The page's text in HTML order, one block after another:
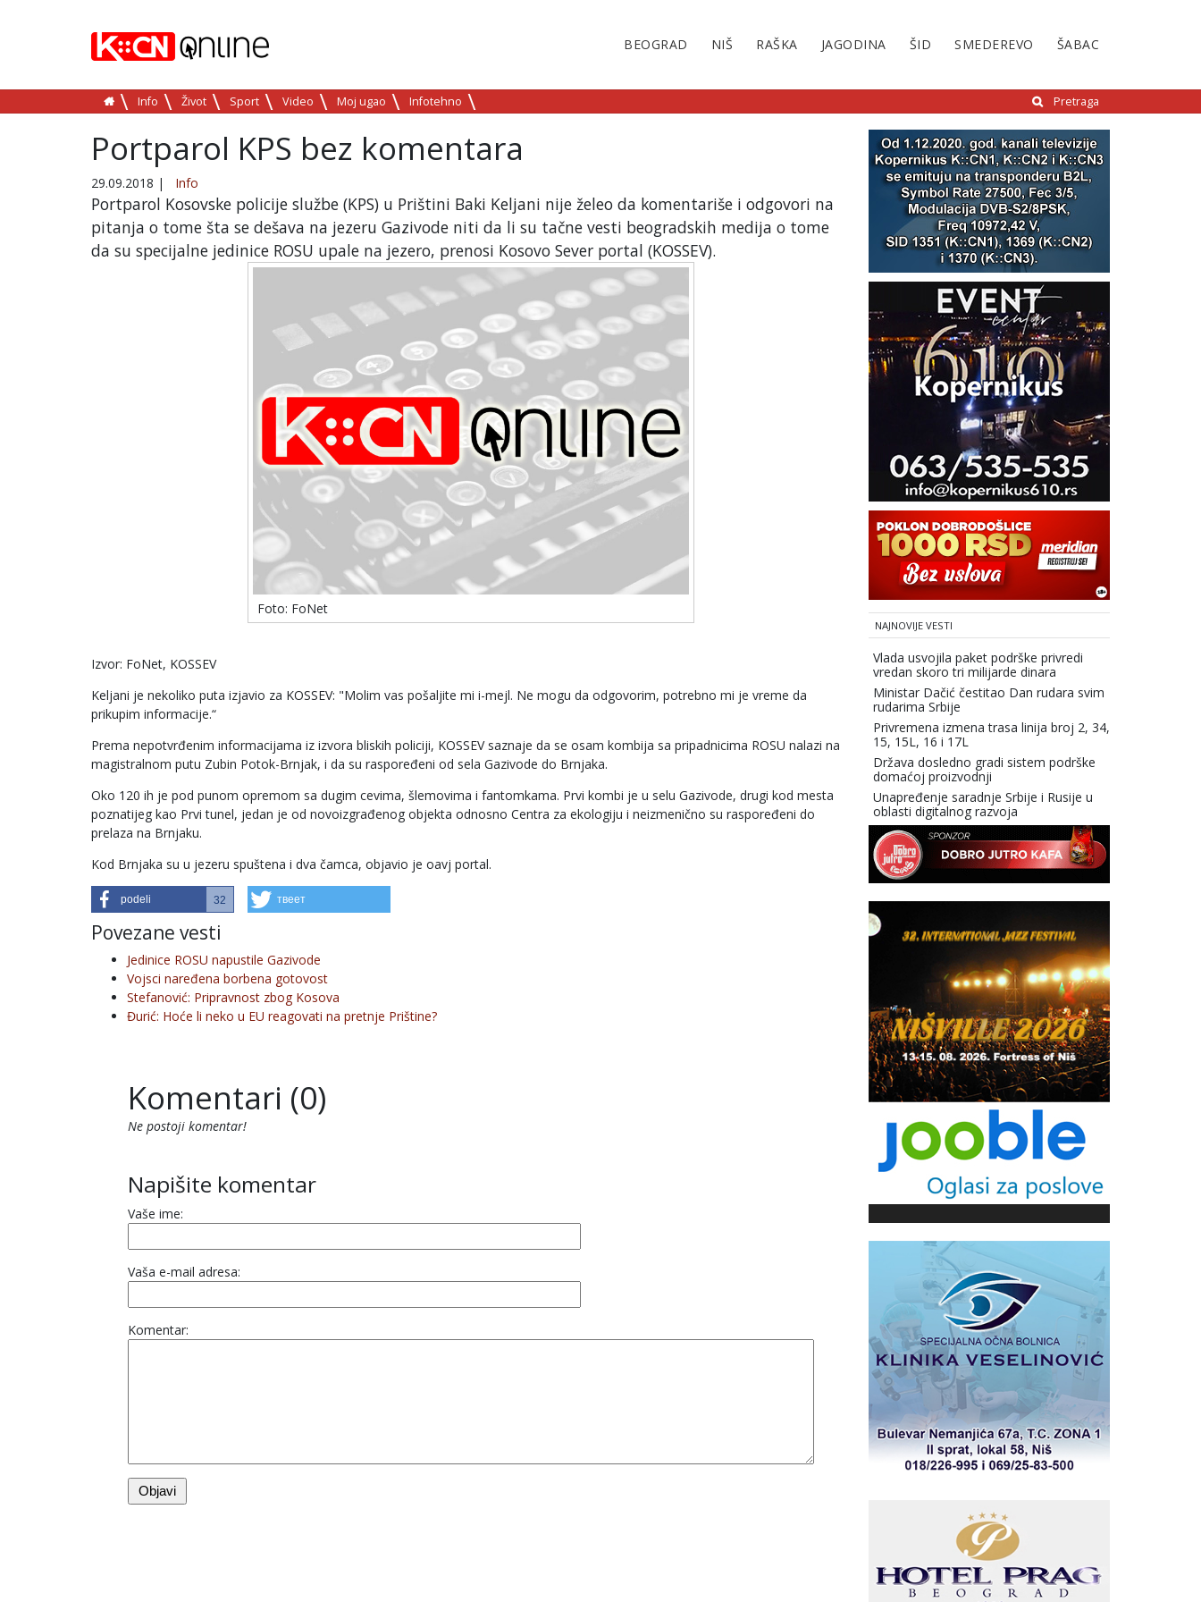
BEOGRAD NIŠ RAŠKA JAGODINA ŠID SMEDEREVO ŠABAC
Info Život Sport Video Moj ugao Infotehno Pretraga
Portparol KPS bez komentara
29.09.2018 | Info
Portparol Kosovske policije službe (KPS) u Prištini Baki Keljani nije želeo da komentariše i odgovori na
pitanja o tome šta se dešava na jezeru Gazivode niti da li su tačne vesti beogradskih medija o tome
da su specijalne jedinice ROSU upale na jezero, prenosi Kosovo Sever portal (KOSSEV).
Foto: FoNet
Izvor: FoNet, KOSSEV
Keljani je nekoliko puta izjavio za KOSSEV: "Molim vas pošaljite mi i-mejl. Ne mogu da odgovorim, potrebno mi je vreme da
prikupim informacije.“
Prema nepotvrđenim informacijama iz izvora bliskih policiji, KOSSEV saznaje da se osam kombija sa pripadnicima ROSU nalazi na
magistralnom putu Zubin Potok-Brnjak, i da su raspoređeni od sela Gazivode do Brnjaka.
Oko 120 ih je pod punom opremom sa dugim cevima, šlemovima i fantomkama. Prvi kombi je u selu Gazivode, drugi kod mesta
poznatijeg kao Prvi tunel, jedan je od novoizgrađenog objekta odnosno Centra za ekologiju i neizmenično su raspoređeni do
prelaza na Brnjaku.
Kod Brnjaka su u jezeru spuštena i dva čamca, objavio je oavj portal.
podeli 32 твеет
Povezane vesti
Jedinice ROSU napustile Gazivode
Vojsci naređena borbena gotovost
Stefanović: Pripravnost zbog Kosova
Đurić: Hoće li neko u EU reagovati na pretnje Prištine?
Komentari (0)
Ne postoji komentar!
Napišite komentar
Vaše ime:
Vaša e-mail adresa:
Komentar:
NAJNOVIJE VESTI
Vlada usvojila paket podrške privredi
vredan skoro tri milijarde dinara
Ministar Dačić čestitao Dan rudara svim
rudarima Srbije
Privremena izmena trasa linija broj 2, 34,
15, 15L, 16 i 17L
Država dosledno gradi sistem podrške
domaćoj proizvodnji
Unapređenje saradnje Srbije i Rusije u
oblasti digitalnog razvoja